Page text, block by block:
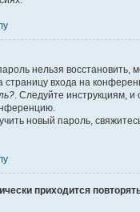
нельзя восстановить,
страницу входа на
. Следуйте инструкциям, и
новый пароль,
приходится